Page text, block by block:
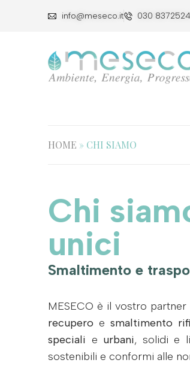
info@meseco.it 030 8372524
HOME » CHI SIAMO
Chi
unici
Smaltimento e
MESECO è il vostro
recupero e smaltimento
speciali e urbani, solidi e
sostenibili e conformi alle